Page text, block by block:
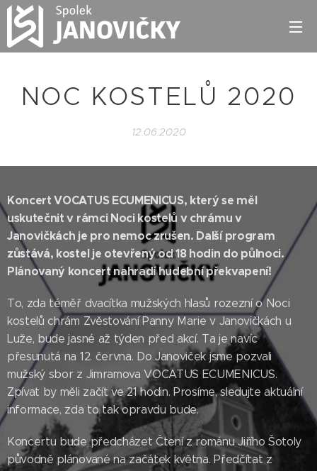
NOC KOSTELŮ 2020
12.06.2020
Koncert VOCATUS ECUMENICUS, který se měl
uskutečnit v rámci Noci kostelů v chrámu v
Janovičkách je pro nemoc zrušen. Další program
zůstává, kostel je otevřený od 18 hodin do půlnoci.
Plánovaný koncert nahradí hudební překvapení!
To, zda téměř dvacítka mužských hlasů rozezní o Noci
kostelů chrám Zvěstování Panny Marie v Janovičkách u
Luže, bude jasné až týden před akcí. Ta je navíc
přesunutá na 12. června. Do Janoviček jsme pozvali
mužský sbor z Jimramova VOCATUS ECUMENICUS.
Zpívat by měli začít ve 21 hodin. Prosíme, sledujte aktuální
informace, zda to tak opravdu bude.
Koncertu bude předcházet Čtení z románu Jiřího Šotoly
původně plánované na začátek května. Předčítat z